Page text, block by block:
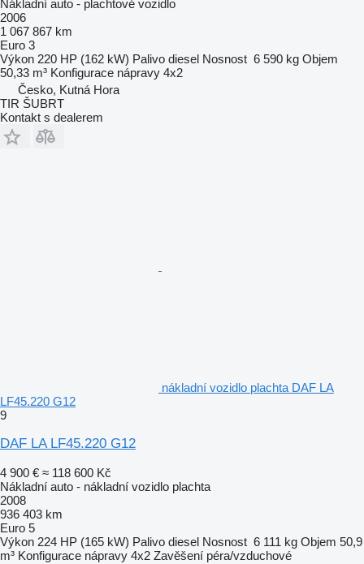
Nákladní auto - plachtové vozidlo
2006
1 067 867 km
Euro 3
Výkon 220 HP (162 kW) Palivo diesel Nosnost 6 590 kg Objem
50,33 m³ Konfigurace nápravy 4x2
Česko, Kutná Hora
TIR ŠUBRT
Kontakt s dealerem
nákladní vozidlo plachta DAF LA
LF45.220 G12
9
DAF LA LF45.220 G12
4 900 € ≈ 118 600 Kč
Nákladní auto - nákladní vozidlo plachta
2008
936 403 km
Euro 5
Výkon 224 HP (165 kW) Palivo diesel Nosnost 6 111 kg Objem 50,9
m³ Konfigurace nápravy 4x2 Zavěšení péra/vzduchové